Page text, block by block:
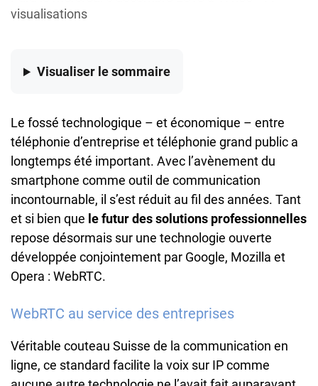
visualisations
Visualiser le sommaire
Le fossé technologique – et économique – entre
téléphonie d’entreprise et téléphonie grand public a
longtemps été important. Avec l’avènement du
smartphone comme outil de communication
incontournable, il s’est réduit au fil des années. Tant
et si bien que le futur des solutions professionnelles
repose désormais sur une technologie ouverte
développée conjointement par Google, Mozilla et
Opera : WebRTC.
WebRTC au service des entreprises
Véritable couteau Suisse de la communication en
ligne, ce standard facilite la voix sur IP comme